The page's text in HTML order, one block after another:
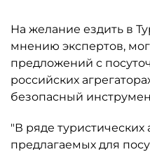
На желание ездить в
мнению экспертов,
предложений с
российских
безопасный
"В ряде туристических
предлагаемых для